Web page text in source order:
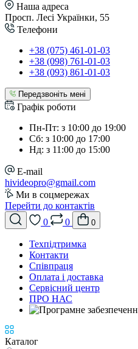
Наша адреса
Просп. Лесі Українки, 55
Телефони
+38 (075) 461-01-03
+38 (098) 761-01-03
+38 (093) 861-01-03
Передзвоніть мені
Графік роботи
Пн-Пт: з 10:00 до 19:00
Сб: з 10:00 до 17:00
Нд: з 11:00 до 15:00
E-mail
hivideopro@gmail.com
Ми в соцмережах
Перейти до контактів
0
0 0
Техпідтримка
Контакти
Співпраця
Оплата і доставка
Сервісний центр
ПРО НАС
Каталог